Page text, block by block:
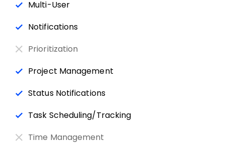
Multi-User
Notifications
Prioritization
Project Management
Status Notifications
Task Scheduling/Tracking
Time Management